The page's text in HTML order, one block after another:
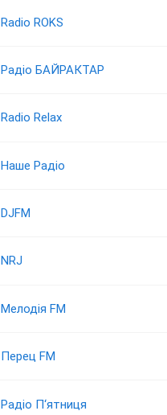
Radio ROKS
Радіо БАЙРАКТАР
Radio Relax
Наше Радіо
DJFM
NRJ
Мелодія FM
Перец FM
Радіо П‘ятниця